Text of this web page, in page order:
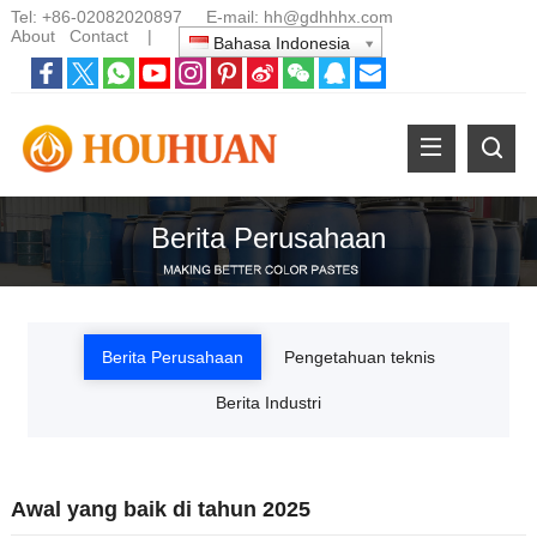
Tel: +86-02082020897 E-mail: hh@gdhhhx.com
About
Contact| Bahasa Indonesia
Berita Perusahaan
Berita Perusahaan Pengetahuan teknis
Berita Industri
Awal yang baik di tahun 2025